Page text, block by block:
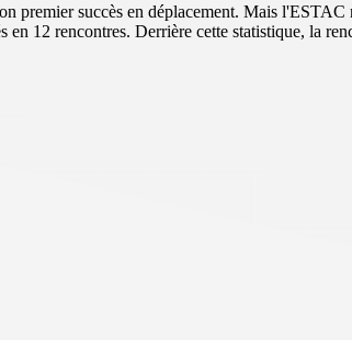
premier succès en déplacement. Mais
en 12 rencontres. Derrière cette statistique, la